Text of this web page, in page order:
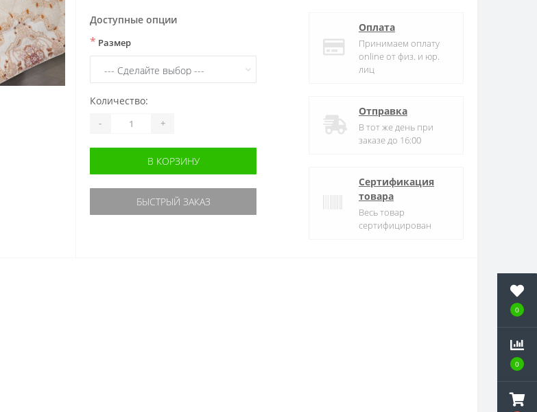
0
0
Доступные опции
* Размер
Количество:
- +
В КОРЗИНУ
БЫСТРЫЙ ЗАКАЗ
Оплата
Принимаем оплату
online от физ. и юр.
лиц
Отправка
В тот же день при
заказе до 16:00
Сертификация
товара
Весь товар
сертифицирован